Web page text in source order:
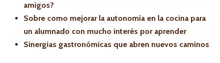
amigos?
Sobre como mejorar la autonomía en la cocina para
un alumnado con mucho interés por aprender
Sinergias gastronómicas que abren nuevos caminos